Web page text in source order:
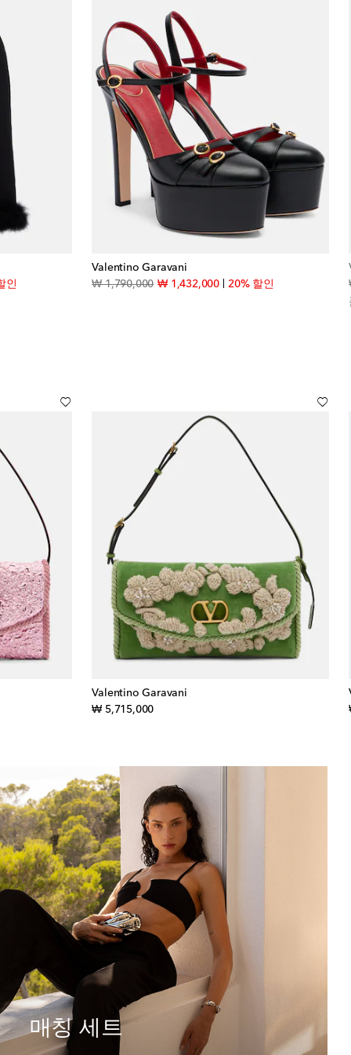
price
인
Valentino Garavani
₩ 1,790,000original price
₩ 1,432,000discount price
20% 할인
Valentino Garavani
₩ 5,715,000original price
매칭 세트